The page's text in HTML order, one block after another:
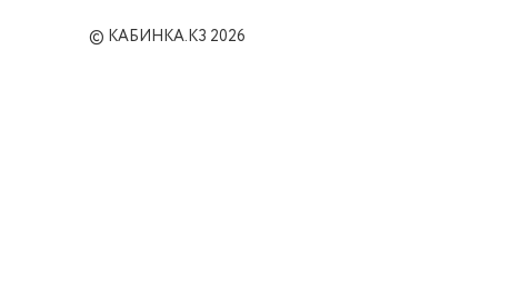
© КАБИНКА.КЗ 2026